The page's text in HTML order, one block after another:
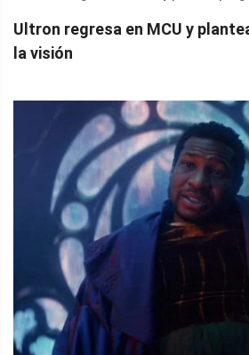
Ultron regresa en MCU y
la visión